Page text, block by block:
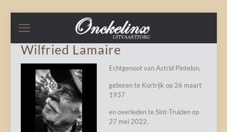
Wilfried Lamaire
Echtgenoot van Astrid Pintelon,
geboren te Kortrijk op 26 maart
1937
en overleden te Sint-Truiden op
27 mei 2022.